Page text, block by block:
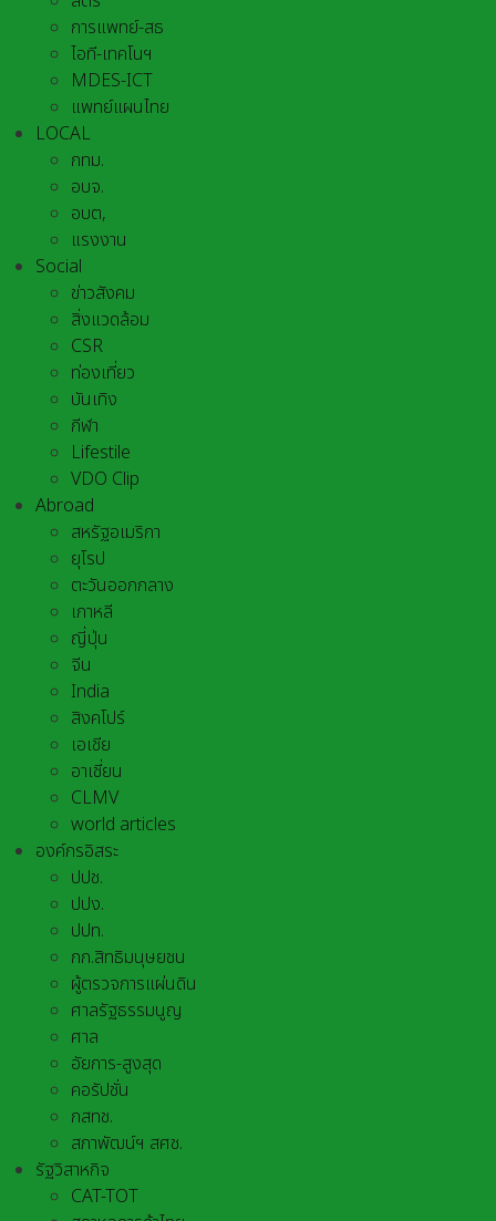
การแพทย์-สธ
ไอที-เทคโนฯ
MDES-ICT
แพทย์แผนไทย
LOCAL
กทม.
อบจ.
อบต,
แรงงาน
Social
ข่าวสังคม
สิ่งแวดล้อม
CSR
ท่องเที่ยว
บันเทิง
กีฬา
Lifestile
VDO Clip
Abroad
สหรัฐอเมริกา
ยุโรป
ตะวันออกกลาง
เกาหลี
ญี่ปุ่น
จีน
India
สิงคโปร์
เอเชีย
อาเชี่ยน
CLMV
world articles
องค์กรอิสระ
ปปช.
ปปง.
ปปท.
กก.สิทธิมนุษยชน
ผู้ตรวจการแผ่นดิน
ศาลรัฐธรรมนูญ
ศาล
อัยการ-สูงสุด
คอรัปชั่น
กสทช.
สภาพัฒน์ฯ สศช.
รัฐวิสาหกิจ
CAT-TOT